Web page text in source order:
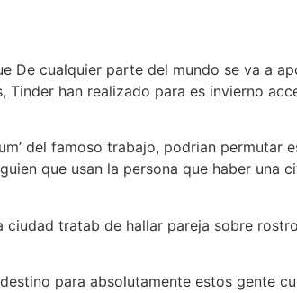
De cualquier parte del mundo se va a
han realizado para es invierno
del famoso trabajo, podrian permutar
que usan la persona que haber una
tratab de hallar pareja sobre
para absolutamente estos gente